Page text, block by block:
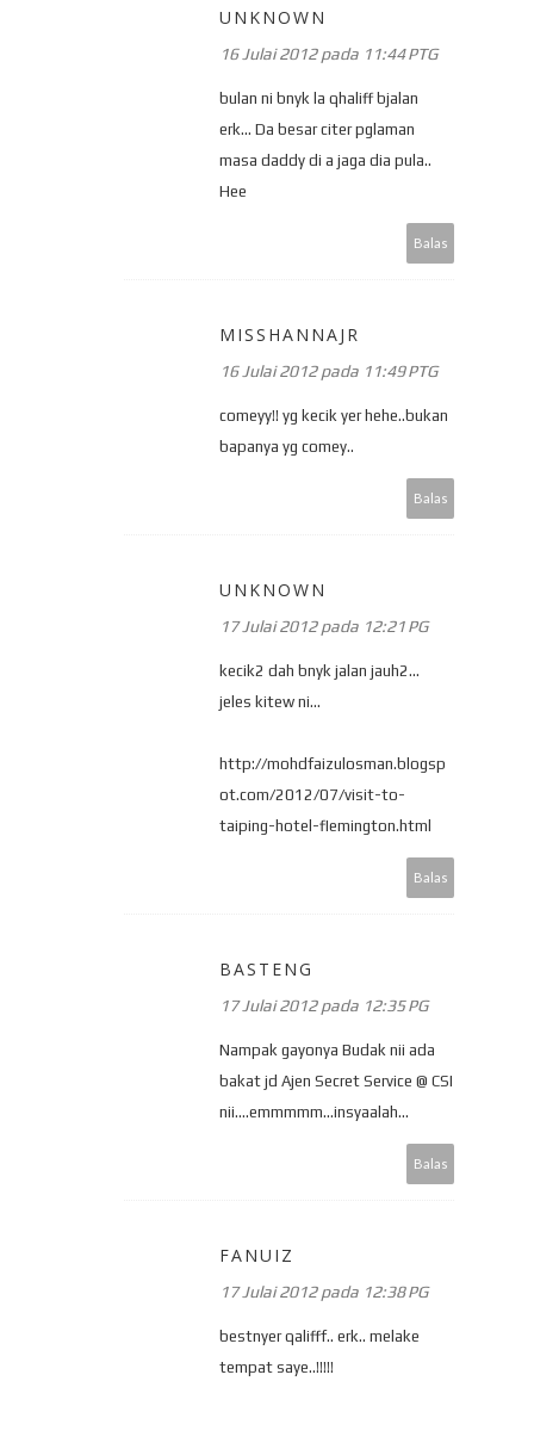
UNKNOWN
16 Julai 2012 pada 11:44 PTG
bulan ni bnyk la qhaliff bjalan
erk... Da besar citer pglaman
masa daddy di a jaga dia pula..
Hee
Balas
MISSHANNAJR
16 Julai 2012 pada 11:49 PTG
comeyy!! yg kecik yer hehe..bukan
bapanya yg comey..
Balas
UNKNOWN
17 Julai 2012 pada 12:21 PG
kecik2 dah bnyk jalan jauh2...
jeles kitew ni...
http://mohdfaizulosman.blogsp
ot.com/2012/07/visit-to-
taiping-hotel-flemington.html
Balas
BASTENG
17 Julai 2012 pada 12:35 PG
Nampak gayonya Budak nii ada
bakat jd Ajen Secret Service @ CSI
nii....emmmmm...insyaalah...
Balas
FANUIZ
17 Julai 2012 pada 12:38 PG
bestnyer qalifff.. erk.. melake
tempat saye..!!!!!